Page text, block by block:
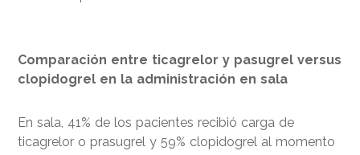
Comparación entre ticagrelor y pasugrel versus
clopidogrel en la administración en sala
En sala, 41% de los pacientes recibió carga de
ticagrelor o prasugrel y 59% clopidogrel al momento